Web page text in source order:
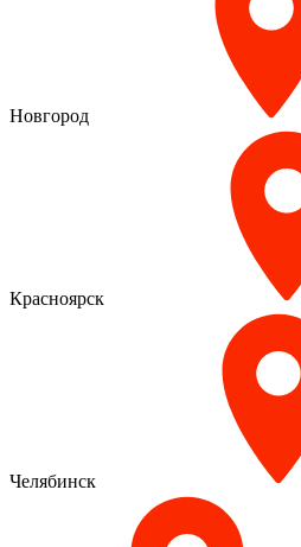
Новгород
Красноярск
Челябинск